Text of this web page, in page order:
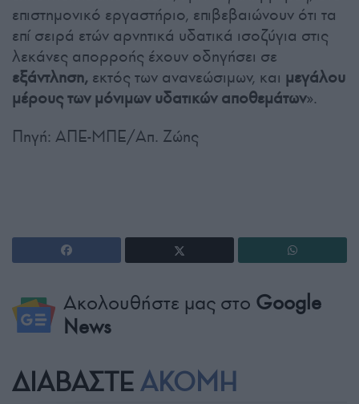
επιστημονικό εργαστήριο, επιβεβαιώνουν ότι τα
επί σειρά ετών αρνητικά υδατικά ισοζύγια στις
λεκάνες απορροής έχουν οδηγήσει σε
εξάντληση, εκτός των ανανεώσιμων, και μεγάλου
μέρους των μόνιμων υδατικών αποθεμάτων».
Πηγή: ΑΠΕ-ΜΠΕ/Απ. Ζώης
Ακολουθήστε μας στο Google
News
ΔΙΑΒΑΣΤΕ ΑΚΟΜΗ